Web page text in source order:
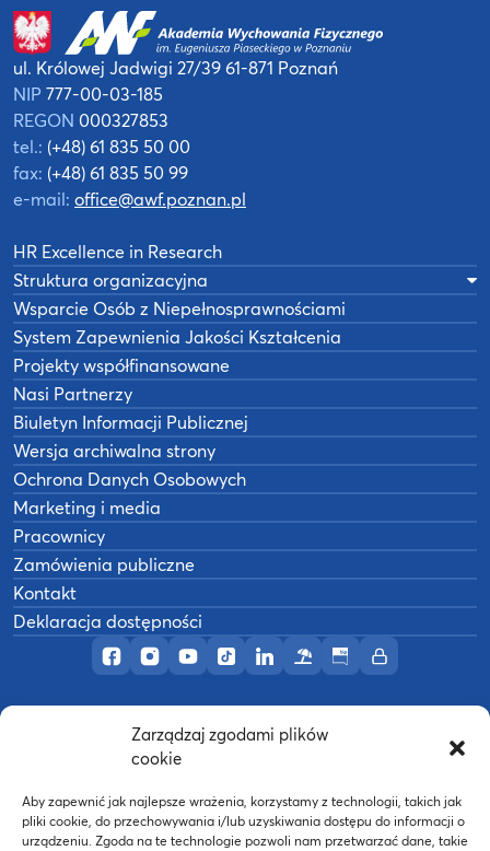
Zarządzaj zgodami plików
cookie
Aby zapewnić jak najlepsze wrażenia, korzystamy z technologii, takich jak
pliki cookie, do przechowywania i/lub uzyskiwania dostępu do informacji o
urządzeniu. Zgoda na te technologie pozwoli nam przetwarzać dane, takie
Profil AWF Poznań w serwisie Facebook
Profil AWF Poznań w serwisie Instagram
Profil AWF Poznań w serwisie YouTube
Profil AWF Poznań w serwisie
Profil AWF Poznań w
OśrodekBiuletynIntranet
ul. Królowej Jadwigi 27/3961-871 Poznań
NIP 777-00-03-185
REGON 000327853
tel.: (+48) 61 835 50 00
fax: (+48) 61 835 50 99
e-mail: office@awf.poznan.pl
HR Excellence in Research
Struktura organizacyjna
Wsparcie Osób z Niepełnosprawnościami
System Zapewnienia Jakości Kształcenia
Projekty współfinansowane
Nasi Partnerzy
Biuletyn Informacji Publicznej
Wersja archiwalna strony
Ochrona Danych Osobowych
Marketing i media
Pracownicy
Zamówienia publiczne
Kontakt
Deklaracja dostępności
Akademia Wychowania Fizycznego w
Wykonanie: nFinity.pl